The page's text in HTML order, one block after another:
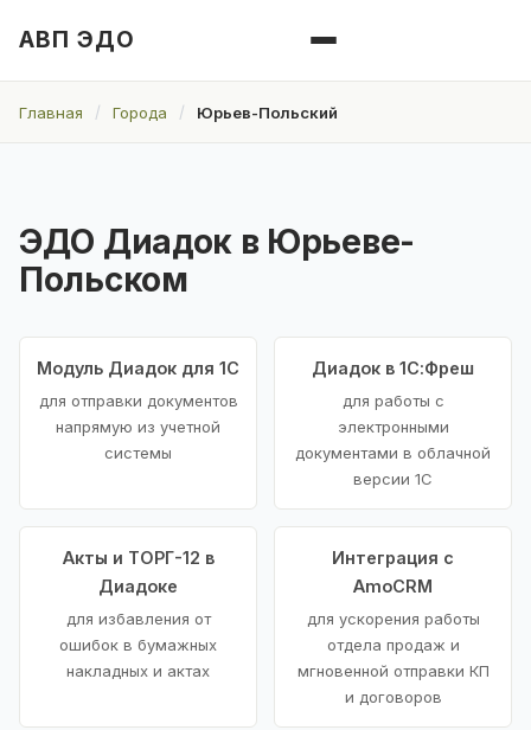
АВП ЭДО
Главная Города Юрьев-Польский
ЭДО Диадок в Юрьеве-
Польском
Модуль Диадок для 1С
для отправки документов
напрямую из учетной
системы
Диадок в 1С:Фреш
для работы с
электронными
документами в облачной
версии 1С
Акты и ТОРГ-12 в
Диадоке
для избавления от
ошибок в бумажных
накладных и актах
Интеграция с
AmoCRM
для ускорения работы
отдела продаж и
мгновенной отправки КП
и договоров